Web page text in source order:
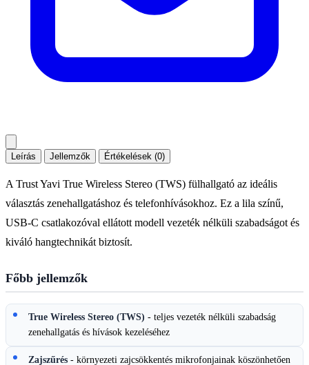
Leírás Jellemzők Értékelések (0)
A Trust Yavi True Wireless Stereo (TWS) fülhallgató az ideális
választás zenehallgatáshoz és telefonhívásokhoz. Ez a lila színű,
USB-C csatlakozóval ellátott modell vezeték nélküli szabadságot és
kiváló hangtechnikát biztosít.
Főbb jellemzők
True Wireless Stereo (TWS) - teljes vezeték nélküli szabadság
zenehallgatás és hívások kezeléséhez
Zajszűrés - környezeti zajcsökkentés mikrofonjainak köszönhetően